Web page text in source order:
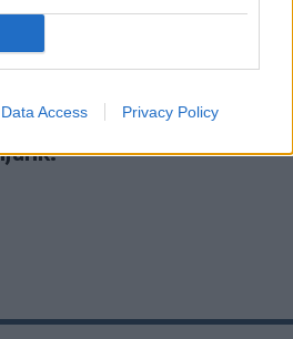
Data Access Privacy Policy
Ella: Na, indíts, s